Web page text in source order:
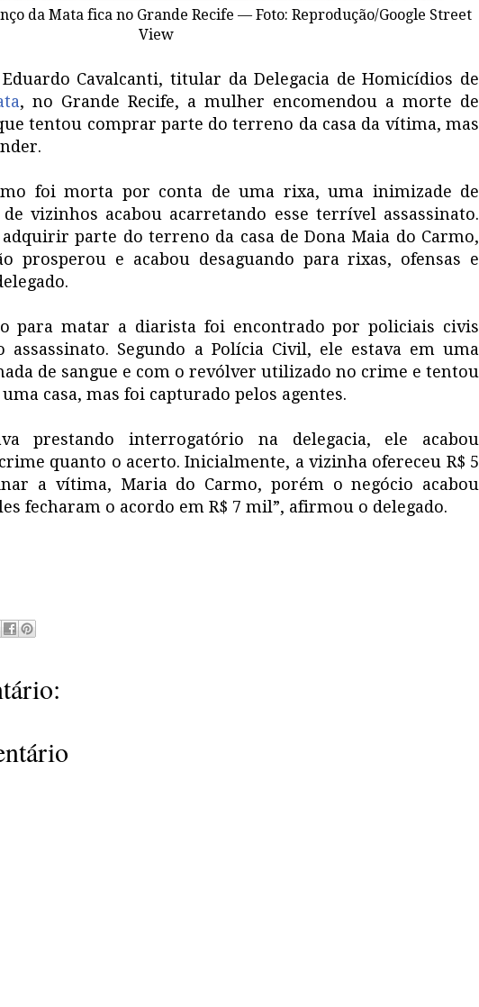
da Mata fica no Grande Recife — Foto: Reprodução/Google Street
View
Cavalcanti, titular da Delegacia de Homicídios de
, no Grande Recife, a mulher encomendou a morte de
tentou comprar parte do terreno da casa da vítima, mas
foi morta por conta de uma rixa, uma inimizade de
vizinhos acabou acarretando esse terrível assassinato.
adquirir parte do terreno da casa de Dona Maia do Carmo,
prosperou e acabou desaguando para rixas, ofensas e
para matar a diarista foi encontrado por policiais civis
assassinato. Segundo a Polícia Civil, ele estava em uma
de sangue e com o revólver utilizado no crime e tentou
casa, mas foi capturado pelos agentes.
prestando interrogatório na delegacia, ele acabou
quanto o acerto. Inicialmente, a vizinha ofereceu R$ 5
a vítima, Maria do Carmo, porém o negócio acabou
fecharam o acordo em R$ 7 mil”, afirmou o delegado.